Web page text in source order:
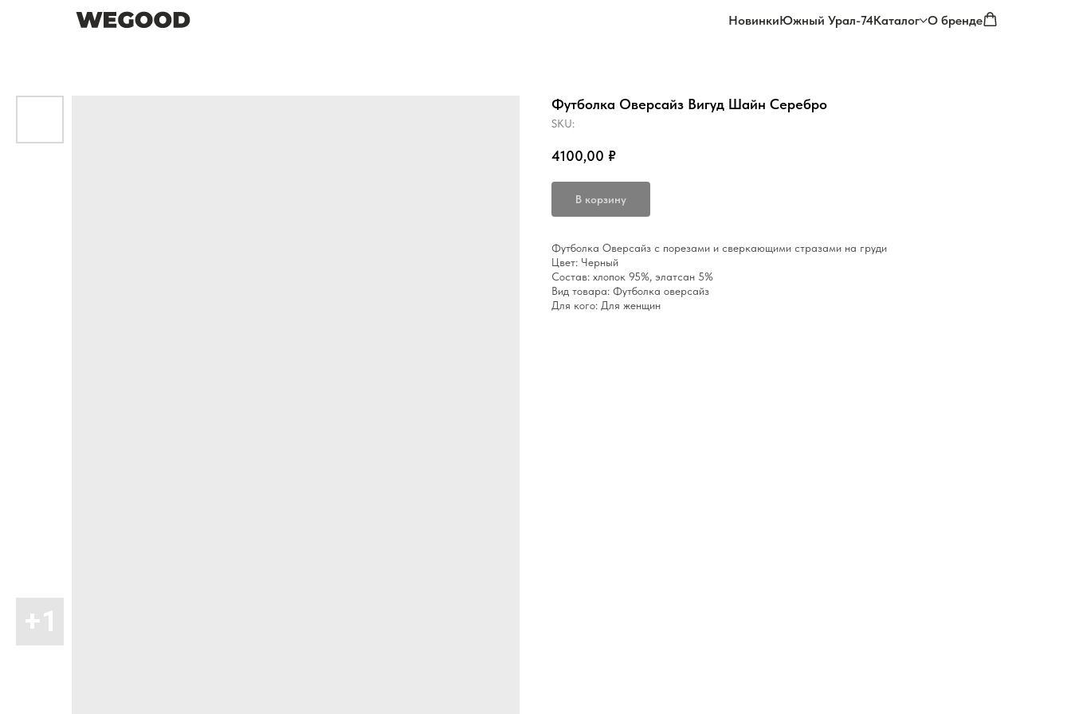
НовинкиЮжный Урал-74Каталог О бренде
Футболка Оверсайз Вигуд Шайн Серебро
SKU:
4100,00 ₽
В корзину
Футболка Оверсайз с порезами и сверкающими стразами на груди
Цвет: Черный
Состав: хлопок 95%, элатсан 5%
Вид товара: Футболка оверсайз
Для кого: Для женщин